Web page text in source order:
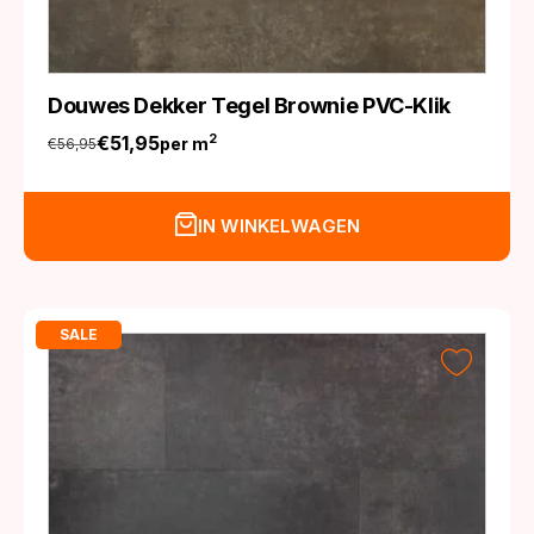
Douwes Dekker Tegel Brownie PVC-Klik
€56,95
Oorspronkelijke
prijs
€51,95
Huidige
prijs
per m2
IN WINKELWAGEN
SALE